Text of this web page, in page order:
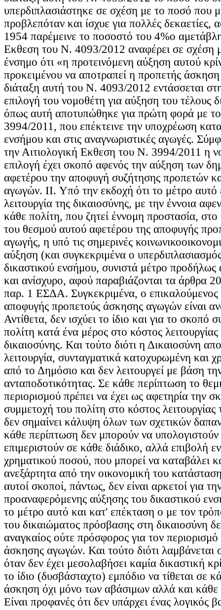
υπερδιπλασιάστηκε σε σχέση με το ποσό που
προβλεπόταν και ίσχυε για πολλές δεκαετίες,
1954 παρέμεινε το ποσοστό του 4%ο
Εκθεση του Ν. 4093/2012 αναφέρει σε σχέση
ένσημο ότι «η προτεινόμενη αύξηση αυτού
προκειμένου να αποτραπεί η προπετής
διάταξη αυτή του Ν. 4093/2012 εντάσσεται
επιλογή του νομοθέτη για αύξηση του τέλους
όπως αυτή αποτυπώθηκε για πρώτη φορά με
3994/2011, που επέκτεινε την υποχρέωση
ενσήμου και στις αναγνωριστικές αγωγές.
την Αιτιολογική Εκθεση του Ν. 3994/2011 η
επιλογή έχει σκοπό αφενός την αύξηση των
αφετέρου την αποφυγή συζήτησης προπετών
αγωγών. II. Υπό την εκδοχή ότι το μέτρο αυτό
λειτουργία της δικαιοσύνης, με την έννοια
κάθε πολίτη, που ζητεί έννομη προστασία, στο
του θεσμού αυτού αφετέρου της αποφυγής
αγωγής, η υπό τις σημερινές
αύξηση (και συγκεκριμένα ο
δικαστικού ενσήμου, συνιστά μέτρο προδήλως
και ανίσχυρο, αφού παραβιάζονται τα άρθρα
παρ. 1 ΕΣΔΑ. Συγκεκριμένα, ο επικαλούμενος
αποφυγής προπετούς άσκησης αγωγών είναι
Αντίθετα, δεν ισχύει το ίδιο και για το σκοπό
πολίτη κατά ένα μέρος στο κόστος
δικαιοσύνης. Και τούτο διότι η Δικαιοσύνη
λειτουργία, συνταγματικά κατοχυρωμένη και
από το Δημόσιο και δεν λειτουργεί με βάση
ανταποδοτικότητας. Σε κάθε περίπτωση το
περιορισμού πρέπει να έχει ως αφετηρία την
συμμετοχή του πολίτη στο κόστος
δεν σημαίνει κάλυψη όλων των σχετικών
κάθε περίπτωση δεν μπορούν να υπολογιστούν
επιμεριστούν σε κάθε διάδικο, αλλά επιβολή
χρηματικού ποσού, που μπορεί να καταβάλει
ανεξάρτητα από την οικονομική του
αυτοί σκοποί, πάντως, δεν είναι αρκετοί για
προαναφερόμενης αύξησης του δικαστικού
το μέτρο αυτό και κατ' επέκταση ο με τον
του δικαιώματος πρόσβασης στη δικαιοσύνη
αναγκαίος ούτε πρόσφορος για τον
άσκησης αγωγών. Και τούτο διότι λαμβάνεται
όταν δεν έχει μεσολαβήσει καμία δικαστική
το ίδιο (δυσβάσταχτο) εμπόδιο να τίθεται σε
άσκηση όχι μόνο των αβάσιμων αλλά και
Είναι προφανές ότι δεν υπάρχει ένας λογικός